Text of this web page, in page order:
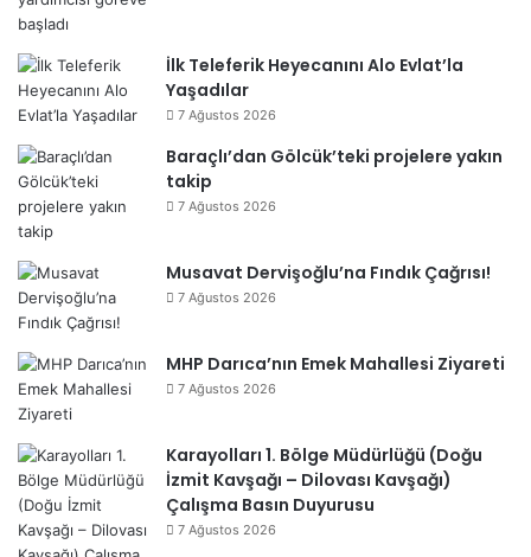
İlk Teleferik Heyecanını Alo Evlat’la
Yaşadılar
7 Ağustos 2026
Baraçlı’dan Gölcük’teki projelere yakın
takip
7 Ağustos 2026
Musavat Dervişoğlu’na Fındık Çağrısı!
7 Ağustos 2026
MHP Darıca’nın Emek Mahallesi Ziyareti
7 Ağustos 2026
Karayolları 1. Bölge Müdürlüğü (Doğu
İzmit Kavşağı – Dilovası Kavşağı)
Çalışma Basın Duyurusu
7 Ağustos 2026